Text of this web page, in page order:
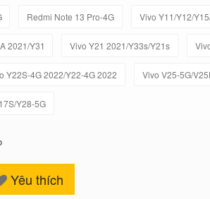
Redmi Note 13 Pro-4G Vivo Y11/Y12/
2021/Y31 Vivo Y21 2021/Y33s/Y21s
Y22S-4G 2022/Y22-4G 2022 Vivo V25-5G/
Y28-5G
Yêu thích